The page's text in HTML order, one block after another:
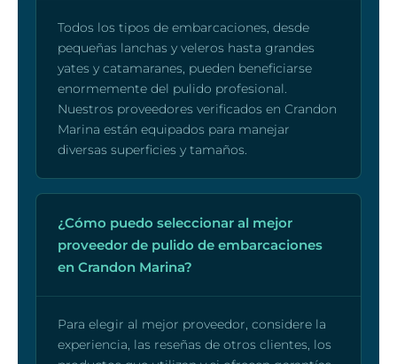
Todos los tipos de embarcaciones, desde
pequeñas lanchas y veleros hasta grandes
yates y catamaranes, pueden beneficiarse
enormemente del pulido profesional.
Nuestros proveedores verificados en Crandon
Marina están equipados para manejar
diversas superficies y tamaños.
¿Cómo puedo seleccionar al mejor
proveedor de pulido de embarcaciones
en Crandon Marina?
Para elegir al mejor proveedor, considere la
experiencia, las reseñas de otros clientes, los